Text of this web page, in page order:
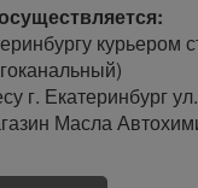
курьером
г. Екатеринбург
Масла